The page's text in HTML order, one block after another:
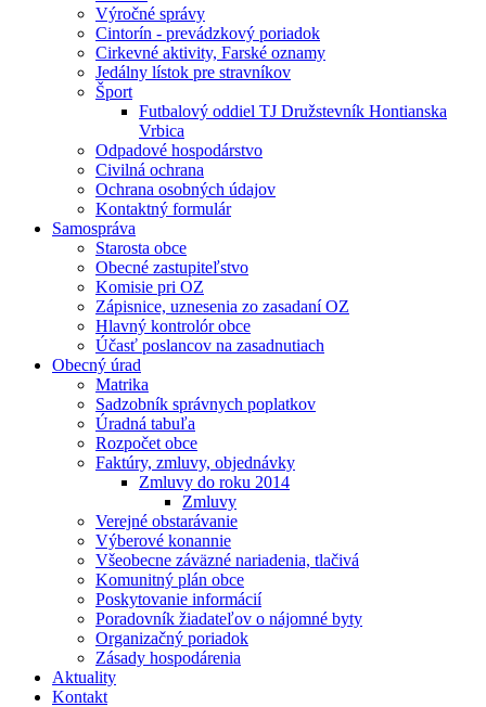
Výročné správy
Cintorín - prevádzkový poriadok
Cirkevné aktivity, Farské oznamy
Jedálny lístok pre stravníkov
Šport
Futbalový oddiel TJ Družstevník Hontianska
Vrbica
Odpadové hospodárstvo
Civilná ochrana
Ochrana osobných údajov
Kontaktný formulár
Samospráva
Starosta obce
Obecné zastupiteľstvo
Komisie pri OZ
Zápisnice, uznesenia zo zasadaní OZ
Hlavný kontrolór obce
Účasť poslancov na zasadnutiach
Obecný úrad
Matrika
Sadzobník správnych poplatkov
Úradná tabuľa
Rozpočet obce
Faktúry, zmluvy, objednávky
Zmluvy do roku 2014
Zmluvy
Verejné obstarávanie
Výberové konannie
Všeobecne záväzné nariadenia, tlačivá
Komunitný plán obce
Poskytovanie informácií
Poradovník žiadateľov o nájomné byty
Organizačný poriadok
Zásady hospodárenia
Aktuality
Kontakt